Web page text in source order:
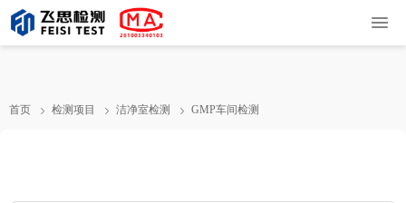
首页 检测项目 洁净室检测 GMP车间检测